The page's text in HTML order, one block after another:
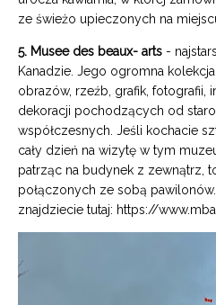
ze świeżo upieczonych na
5. Musee des beaux- arts -
Kanadzie. Jego ogromna
obrazów, rzeźb, grafik, fotografii,
dekoracji pochodzących od
współczesnych. Jeśli kochacie
cały dzień na wizytę w tym
patrząc na budynek z zewnątrz,
połączonych ze sobą pawilonów.
znajdziecie tutaj: https://